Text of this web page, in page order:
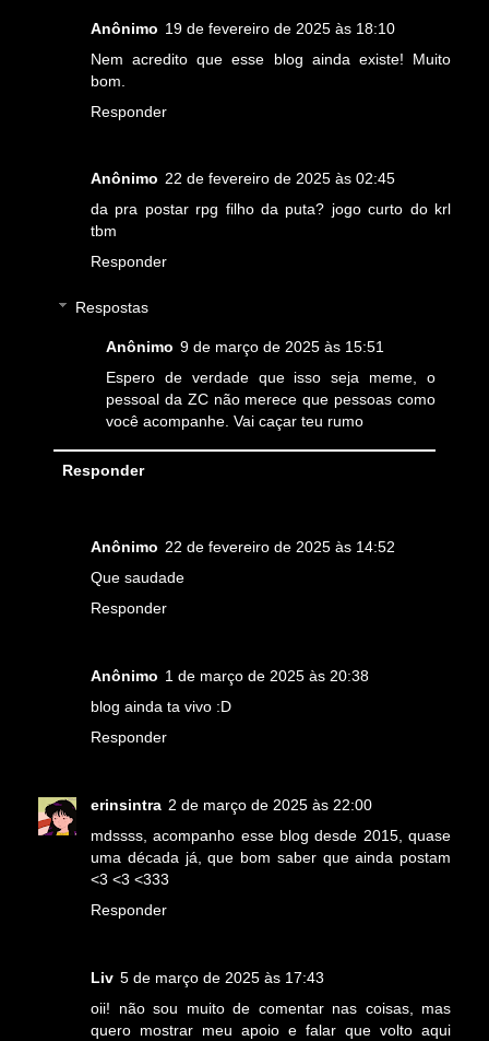
Anônimo 19 de fevereiro de 2025 às 18:10
Nem acredito que esse blog ainda existe! Muito
bom.
Responder
Anônimo 22 de fevereiro de 2025 às 02:45
da pra postar rpg filho da puta? jogo curto do krl
tbm
Responder
Respostas
Anônimo 9 de março de 2025 às 15:51
Espero de verdade que isso seja meme, o
pessoal da ZC não merece que pessoas como
você acompanhe. Vai caçar teu rumo
Responder
Anônimo 22 de fevereiro de 2025 às 14:52
Que saudade
Responder
Anônimo 1 de março de 2025 às 20:38
blog ainda ta vivo :D
Responder
erinsintra 2 de março de 2025 às 22:00
mdssss, acompanho esse blog desde 2015, quase
uma década já, que bom saber que ainda postam
<3 <3 <333
Responder
Liv 5 de março de 2025 às 17:43
oii! não sou muito de comentar nas coisas, mas
quero mostrar meu apoio e falar que volto aqui